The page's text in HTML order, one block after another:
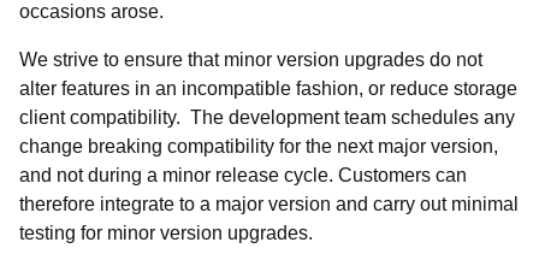
occasions arose.
We strive to ensure that minor version upgrades do not
alter features in an incompatible fashion, or reduce storage
client compatibility. The development team schedules any
change breaking compatibility for the next major version,
and not during a minor release cycle. Customers can
therefore integrate to a major version and carry out minimal
testing for minor version upgrades.